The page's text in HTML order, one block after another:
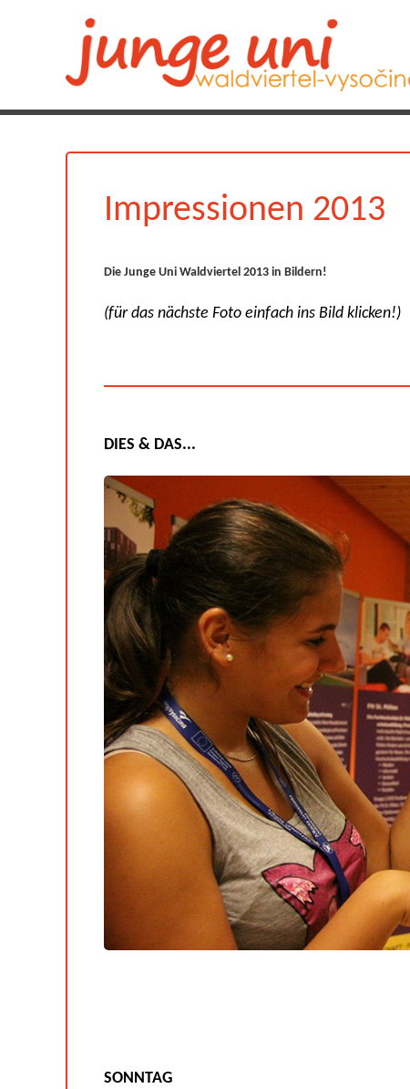
Impressionen 2013
Die Junge Uni Waldviertel 2013 in Bildern!
(für das nächste Foto einfach ins Bild klicken!)
DIES & DAS...
SONNTAG